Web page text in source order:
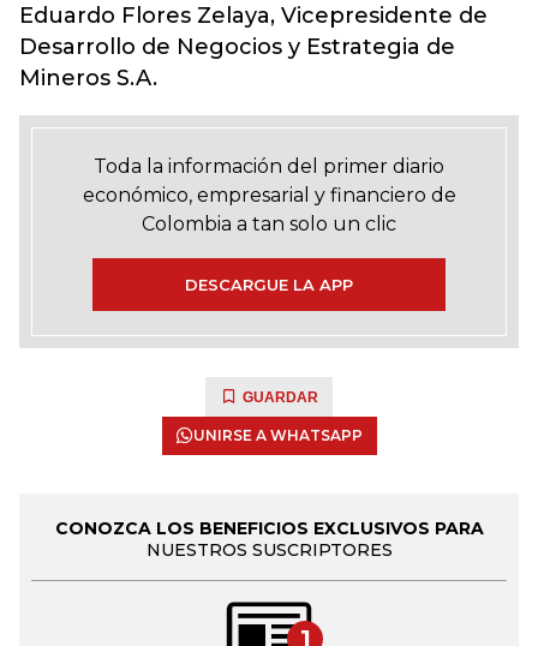
Eduardo Flores Zelaya, Vicepresidente de
Desarrollo de Negocios y Estrategia de
Mineros S.A.
Toda la información del primer diario
económico, empresarial y financiero de
Colombia a tan solo un clic
DESCARGUE LA APP
GUARDAR
UNIRSE A WHATSAPP
CONOZCA LOS BENEFICIOS EXCLUSIVOS PARA
NUESTROS SUSCRIPTORES
1